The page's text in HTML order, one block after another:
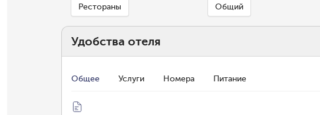
Рестораны Общий
Удобства отеля
Общее Услуги Номера Питание